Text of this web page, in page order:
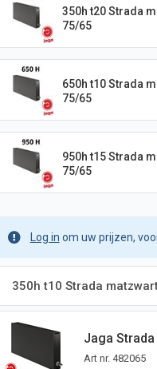
350h t20 Strada
75/65
650h t10 Strada
75/65
950h t15 Strada
75/65
Log in om uw prijzen,
350h t10 Strada
Jaga
Art nr. 482065